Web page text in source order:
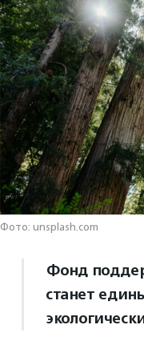
Фото: unsplash.com
Фонд
станет